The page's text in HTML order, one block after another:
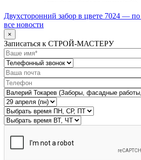
Двухсторонний забор в цвете 7024 —
все новости
×
Записаться к СТРОЙ-МАСТЕРУ